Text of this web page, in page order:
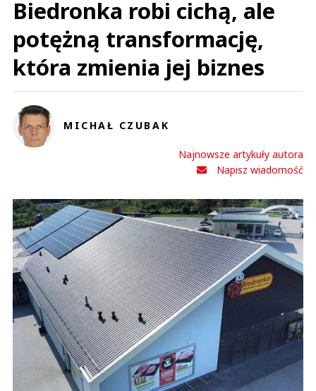
Biedronka robi cichą, ale
potężną transformację,
która zmienia jej biznes
MICHAŁ CZUBAK
Najnowsze artykuły autora
Napisz wiadomość